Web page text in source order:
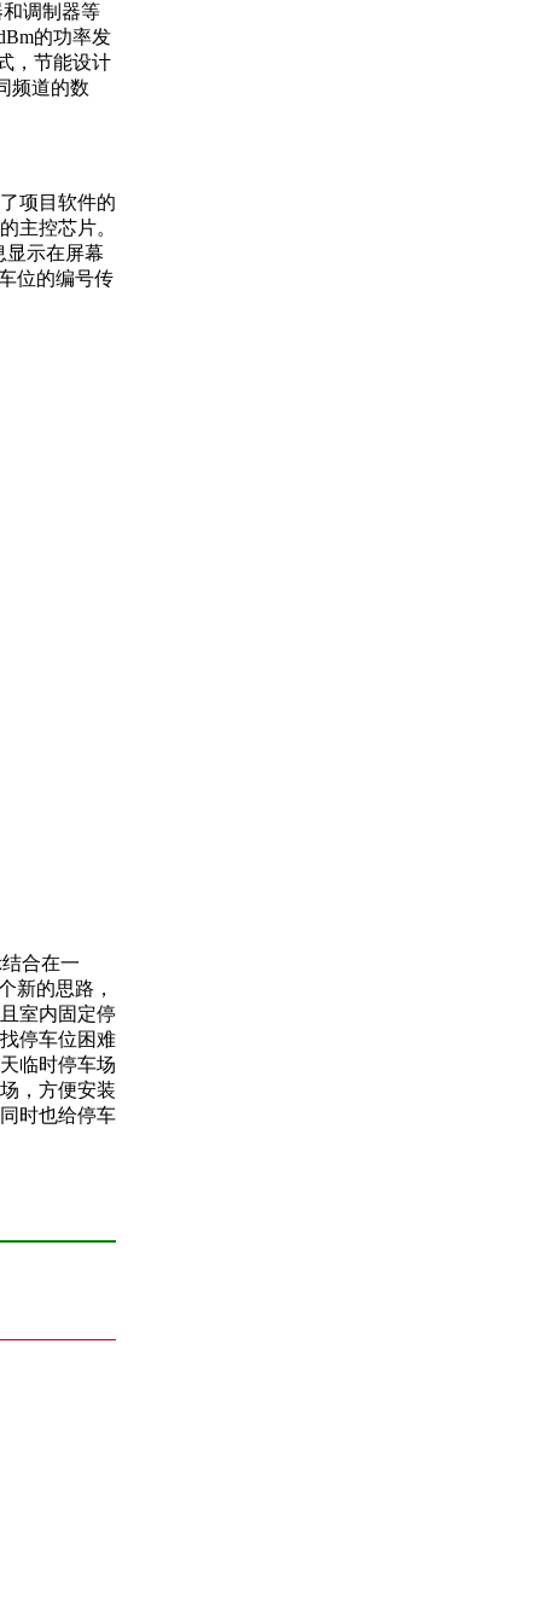
调制器等
的功率发
，节能设计
频道的数
项目软件的
主控芯片。
显示在屏幕
位的编号传
合在一
新的思路，
室内固定停
停车位困难
临时停车场
，方便安装
时也给停车